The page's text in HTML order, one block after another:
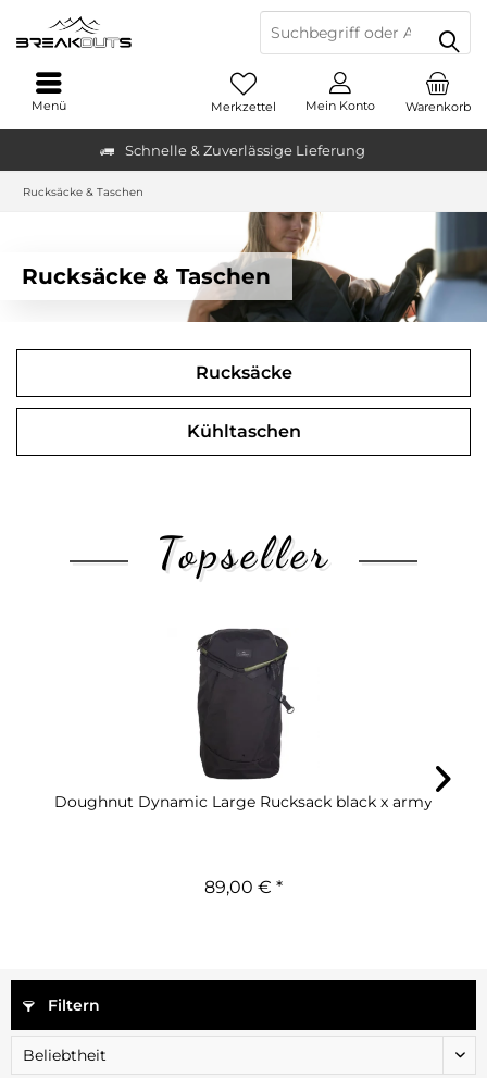
Schnelle & Zuverlässige Lieferung
Warenkorb
Merkzettel Mein Konto
Menü
Rucksäcke & Taschen
Rucksäcke & Taschen
Rucksäcke
Kühltaschen
Topseller
Doughnut Dynamic Large Rucksack black x army
89,00 € *
Filtern